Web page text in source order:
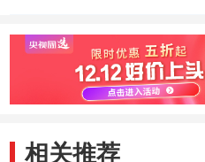
开启
相关推荐